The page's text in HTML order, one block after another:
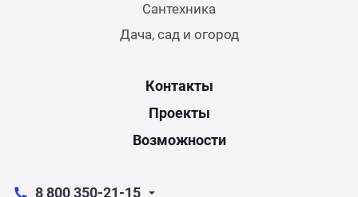
Сантехника
Дача, сад и огород
Контакты
Проекты
Возможности
8 800 350-21-15